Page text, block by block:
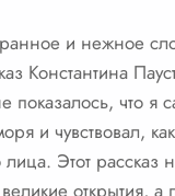
и нежное
Константина
показалось, что я
и чувствовал,
лица. Этот рассказ
открытия, а